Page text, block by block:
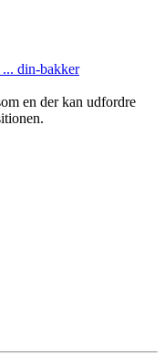
din-bakker
en der kan udfordre